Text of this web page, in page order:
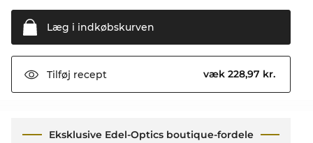
Læg i indkøbskurven
Tilføj recept væk 228,97 kr.
Eksklusive Edel-Optics boutique-fordele